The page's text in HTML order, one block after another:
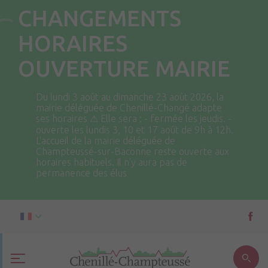
CHANGEMENTS
HORAIRES
OUVERTURE MAIRIE
Du lundi 3 août au dimanche 23 août 2026, la
mairie déléguée de Chenillé-Changé adapte
ses horaires ⚠ Elle sera : - fermée les jeudis. -
ouverte les lundis 3, 10 et 17 août de 9h à 12h.
L'accueil de la mairie déléguée de
Champteussé-sur-Baconne reste ouverte aux
horaires habituels. Il n'y aura pas de
permanence des élus